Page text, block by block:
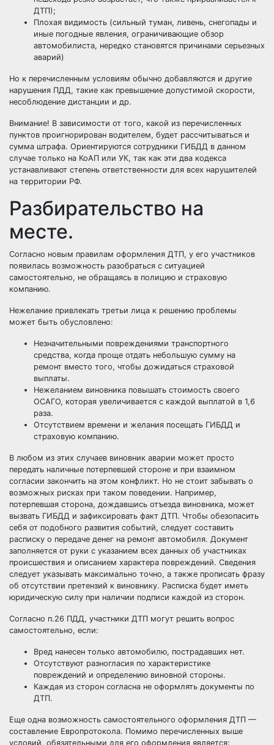
ДТП);
Плохая видимость (сильный туман, ливень, снегопады и
иные погодные явления, ограничивающие обзор
автомобилиста, нередко становятся причинами серьезных
аварий)
Но к перечисленным условиям обычно добавляются и другие
нарушения ПДД, такие как превышение допустимой скорости,
несоблюдение дистанции и др.
Внимание! В зависимости от того, какой из перечисленных
пунктов проигнорирован водителем, будет рассчитываться и
сумма штрафа. Ориентируются сотрудники ГИБДД в данном
случае только на КоАП или УК, так как эти два кодекса
устанавливают степень ответственности для всех нарушителей
на территории РФ.
Разбирательство на
месте.
Согласно новым правилам оформления ДТП, у его участников
появилась возможность разобраться с ситуацией
самостоятельно, не обращаясь в полицию и страховую
компанию.
Нежелание привлекать третьи лица к решению проблемы
может быть обусловлено:
Незначительными повреждениями транспортного
средства, когда проще отдать небольшую сумму на
ремонт вместо того, чтобы дожидаться страховой
выплаты.
Нежеланием виновника повышать стоимость своего
ОСАГО, которая увеличивается с каждой выплатой в 1,6
раза.
Отсутствием времени и желания посещать ГИБДД и
страховую компанию.
В любом из этих случаев виновник аварии может просто
передать наличные потерпевшей стороне и при взаимном
согласии закончить на этом конфликт. Но не стоит забывать о
возможных рисках при таком поведении. Например,
потерпевшая сторона, дождавшись отъезда виновника, может
вызвать ГИБДД и зафиксировать факт ДТП. Чтобы обезопасить
себя от подобного развития событий, следует составить
расписку о передаче денег на ремонт автомобиля. Документ
заполняется от руки с указанием всех данных об участниках
происшествия и описанием характера повреждений. Сведения
следует указывать максимально точно, а также прописать фразу
об отсутствии претензий к виновнику. Расписка будет иметь
юридическую силу при наличии подписи каждой из сторон.
Согласно п.26 ПДД, участники ДТП могут решить вопрос
самостоятельно, если:
Вред нанесен только автомобилю, пострадавших нет.
Отсутствуют разногласия по характеристике
повреждений и определению виновной стороны.
Каждая из сторон согласна не оформлять документы по
ДТП.
Еще одна возможность самостоятельного оформления ДТП —
составление Европротокола. Помимо перечисленных выше
условий, обязательными для его оформления является: